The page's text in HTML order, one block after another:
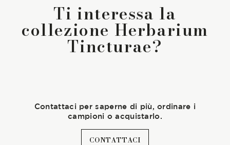
Ti interessa la
collezione Herbarium
Tincturae?
Contattaci per saperne di più, ordinare i
campioni o acquistarlo.
CONTATTACI